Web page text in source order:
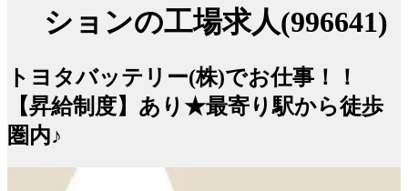
ションの工場求人(996641)
トヨタバッテリー(株)でお仕事！！
【昇給制度】あり★最寄り駅から徒歩
圏内♪